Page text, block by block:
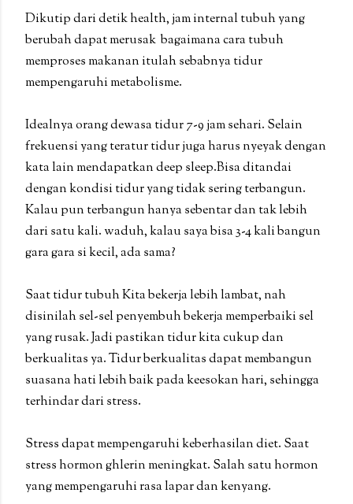
Dikutip dari detik health, jam internal tubuh yang
berubah dapat merusak bagaimana cara tubuh
memproses makanan itulah sebabnya tidur
mempengaruhi metabolisme.
Idealnya orang dewasa tidur 7-9 jam sehari. Selain
frekuensi yang teratur tidur juga harus nyeyak dengan
kata lain mendapatkan deep sleep.Bisa ditandai
dengan kondisi tidur yang tidak sering terbangun.
Kalau pun terbangun hanya sebentar dan tak lebih
dari satu kali. waduh, kalau saya bisa 3-4 kali bangun
gara gara si kecil, ada sama?
Saat tidur tubuh Kita bekerja lebih lambat, nah
disinilah sel-sel penyembuh bekerja memperbaiki sel
yang rusak. Jadi pastikan tidur kita cukup dan
berkualitas ya. Tidur berkualitas dapat membangun
suasana hati lebih baik pada keesokan hari, sehingga
terhindar dari stress.
Stress dapat mempengaruhi keberhasilan diet. Saat
stress hormon ghlerin meningkat. Salah satu hormon
yang mempengaruhi rasa lapar dan kenyang.